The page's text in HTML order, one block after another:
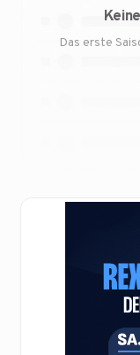
Das erste